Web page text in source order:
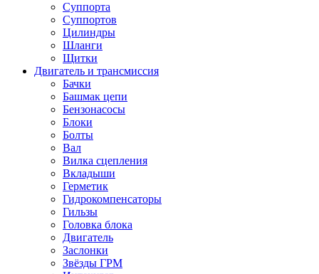
Суппорта
Суппортов
Цилиндры
Шланги
Щитки
Двигатель и трансмиссия
Бачки
Башмак цепи
Бензонасосы
Блоки
Болты
Вал
Вилка сцепления
Вкладыши
Герметик
Гидрокомпенсаторы
Гильзы
Головка блока
Двигатель
Заслонки
Звёзды ГРМ